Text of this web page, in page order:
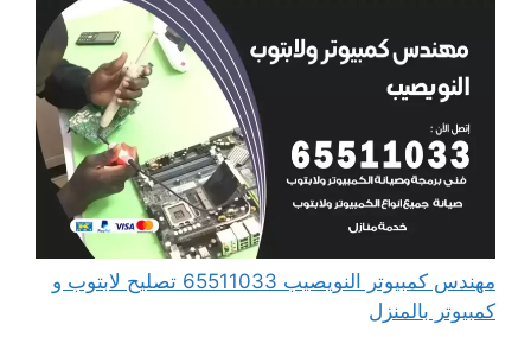
مهندس كمبيوتر النويصيب 65511033 تصليح لابتوب و
كمبيوتر بالمنزل